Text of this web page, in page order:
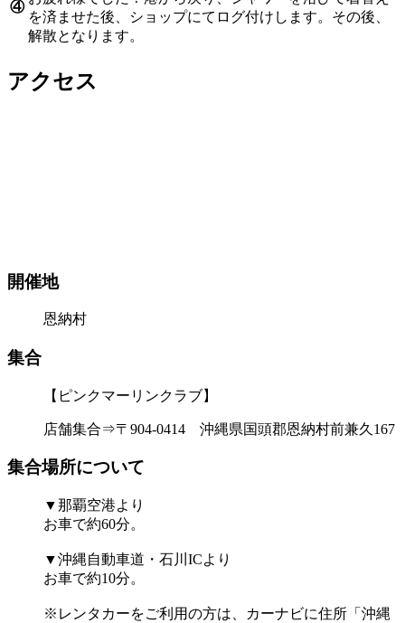
④
を済ませた後、ショップにてログ付けします。その後、
解散となります。
アクセス
開催地
恩納村
集合
【ピンクマーリンクラブ】
店舗集合⇒〒904-0414 沖縄県国頭郡恩納村前兼久167
集合場所について
▼那覇空港より
お車で約60分。
▼沖縄自動車道・石川ICより
お車で約10分。
※レンタカーをご利用の方は、カーナビに住所「沖縄